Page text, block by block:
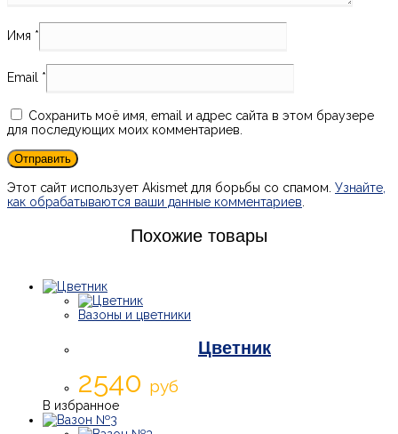
Имя *
Email *
Сохранить моё имя, email и адрес сайта в этом браузере
для последующих моих комментариев.
Этот сайт использует Akismet для борьбы со спамом. Узнайте,
как обрабатываются ваши данные комментариев
Похожие товары
Вазоны и цветники
Цветник
2540 руб
В избранное